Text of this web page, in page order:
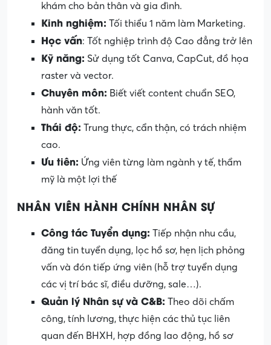
khám cho bản thân và gia đình.
Kinh nghiệm: Tối thiểu 1 năm làm Marketing.
Học vấn: Tốt nghiệp trình độ Cao đẳng trở lên
Kỹ năng: Sử dụng tốt Canva, CapCut, đồ họa
raster và vector.
Chuyên môn: Biết viết content chuẩn SEO,
hành văn tốt.
Thái độ: Trung thực, cẩn thận, có trách nhiệm
cao.
Ưu tiên: Ứng viên từng làm ngành y tế, thẩm
mỹ là một lợi thế
NHÂN VIÊN HÀNH CHÍNH NHÂN SỰ
Công tác Tuyển dụng: Tiếp nhận nhu cầu,
đăng tin tuyển dụng, lọc hồ sơ, hẹn lịch phỏng
vấn và đón tiếp ứng viên (hỗ trợ tuyển dụng
các vị trí bác sĩ, điều dưỡng, sale…).
Quản lý Nhân sựvà C&B: Theo dõi chấm
công, tính lương, thực hiện các thủ tục liên
quan đến BHXH, hợp đồng lao động, hồ sơ